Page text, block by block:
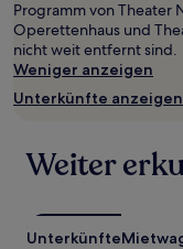
Bedingungen
gelten.
Programm von Theater
Operettenhaus und
nicht weit entfernt sind.
Weniger anzeigen
Unterkünfte anzeigen
Weiter
Unterkünfte